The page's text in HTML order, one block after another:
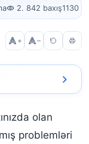
2. 842 baxış1130
+ –
olan
problemləri